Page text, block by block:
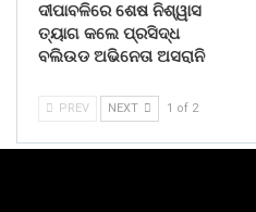
ଦୀପାବଳିରେ ଶେଷ ନିଶ୍ୱାସ
ତ୍ୟାଗ କଲେ ପ୍ରସିଦ୍ଧ
ବଲିଉଡ ଅଭିନେତା ଅସରାନି
PREV NEXT 1 of 2